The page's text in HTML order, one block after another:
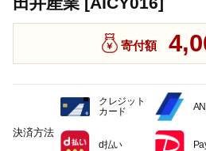
寄付額
決済方法
クレジット
カード
d払い